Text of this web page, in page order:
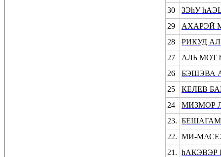
30
ЗЭhУ
29
АХАРЭЙ
28
РИКУД
27
АЛЬ МОТ
26
БЭШЭВА
25
КЕЛЕВ
24
МИЗМОР
23. БЕШАГАМ
22. МИ-
21. hАКЭВЭР